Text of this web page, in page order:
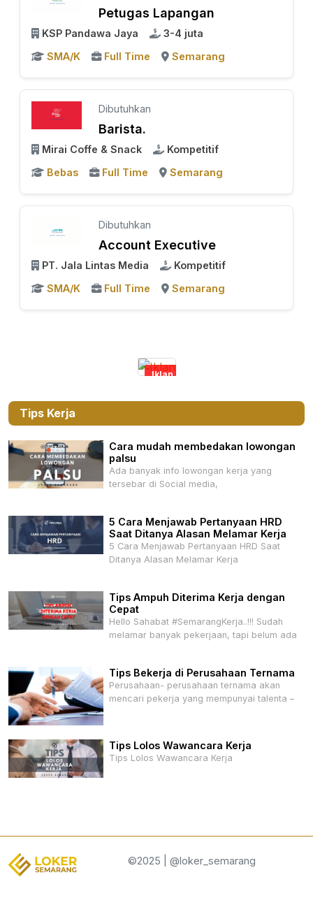
Petugas Lapangan
KSP Pandawa Jaya
3-4 juta
SMA/K
Full Time Semarang
Dibutuhkan
Barista.
Mirai Coffe & Snack
Kompetitif
Bebas
Full Time Semarang
Dibutuhkan
Account Executive
PT. Jala Lintas Media
Kompetitif
SMA/K
Full Time Semarang
Iklan
Tips Kerja
Cara mudah membedakan lowongan
palsu
Ada banyak info lowongan kerja yang
tersebar di Social media,
5 Cara Menjawab Pertanyaan HRD
Saat Ditanya Alasan Melamar Kerja
5 Cara Menjawab Pertanyaan HRD Saat
Ditanya Alasan Melamar Kerja
Tips Ampuh Diterima Kerja dengan
Cepat
Hello Sahabat #SemarangKerja..!!! Sudah
melamar banyak pekerjaan, tapi belum ada
Tips Bekerja di Perusahaan Ternama
Perusahaan- perusahaan ternama akan
mencari pekerja yang mempunyai talenta –
Tips Lolos Wawancara Kerja
Tips Lolos Wawancara Kerja
©2025 | @loker_semarang